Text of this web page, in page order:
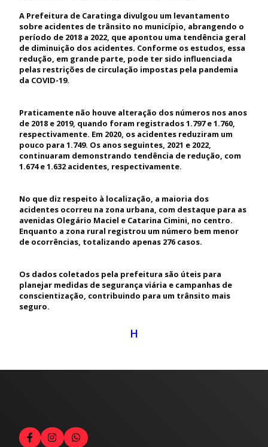
A Prefeitura de Caratinga divulgou um levantamento
sobre acidentes de trânsito no município, abrangendo o
período de 2018 a 2022, que apontou uma tendência geral
de diminuição dos acidentes. Conforme os estudos, essa
redução, em grande parte, pode ter sido influenciada
pelas restrições de circulação impostas pela pandemia
da COVID-19.
Praticamente não houve alteração dos números nos anos
de 2018 e 2019, quando foram registrados 1.797 e 1.760,
respectivamente. Em 2020, os acidentes reduziram um
pouco para 1.749. Os anos seguintes, 2021 e 2022,
continuaram demonstrando tendência de redução, com
1.674 e 1.632 acidentes, respectivamente.
No que diz respeito à localização, a maioria dos
acidentes ocorreu na zona urbana, com destaque para as
avenidas Olegário Maciel e Catarina Cimini, no centro.
Enquanto a zona rural registrou um número bem menor
de ocorrências, totalizando apenas 276 casos.
Os dados coletados pela prefeitura são úteis para
planejar medidas de segurança viária e campanhas de
conscientização, contribuindo para um trânsito mais
seguro.
H